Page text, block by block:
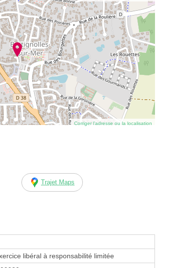
Corriger l’adresse ou la localisation
Trajet Maps
libéral à responsabilité limitée